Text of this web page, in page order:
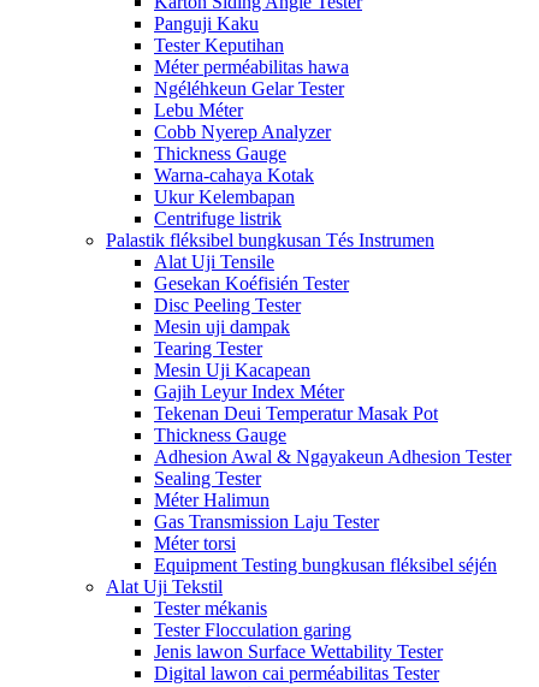
Panguji Kaku
Tester Keputihan
Méter perméabilitas hawa
Ngéléhkeun Gelar Tester
Lebu Méter
Cobb Nyerep Analyzer
Thickness Gauge
Warna-cahaya Kotak
Ukur Kelembapan
Centrifuge listrik
Palastik fléksibel bungkusan Tés Instrumen
Alat Uji Tensile
Gesekan Koéfisién Tester
Disc Peeling Tester
Mesin uji dampak
Tearing Tester
Mesin Uji Kacapean
Gajih Leyur Index Méter
Tekenan Deui Temperatur Masak Pot
Thickness Gauge
Adhesion Awal & Ngayakeun Adhesion Tester
Sealing Tester
Méter Halimun
Gas Transmission Laju Tester
Méter torsi
Equipment Testing bungkusan fléksibel séjén
Alat Uji Tekstil
Tester mékanis
Tester Flocculation garing
Jenis lawon Surface Wettability Tester
Digital lawon cai perméabilitas Tester